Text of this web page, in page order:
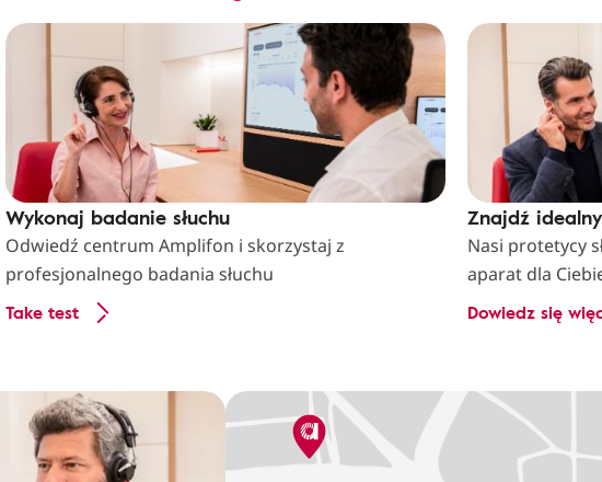
Wykonaj badanie słuchu
Odwiedź centrum Amplifon i skorzystaj z
profesjonalnego badania słuchu
Take test
Znajdź
Nasi protetycy
aparat dla
Dowiedz się